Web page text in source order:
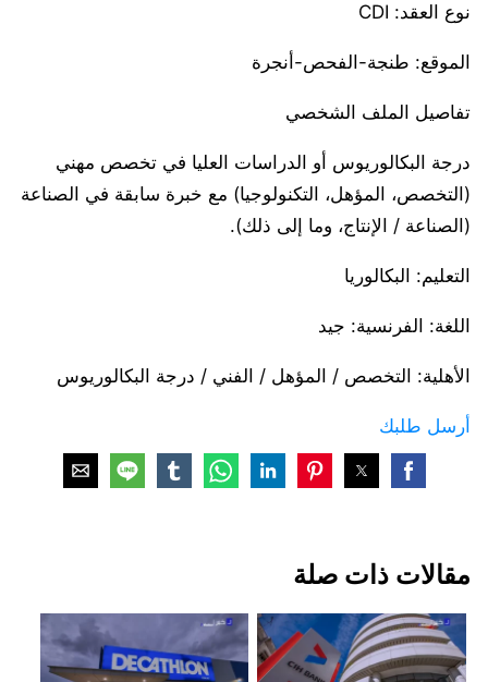
نوع العقد: CDI
الموقع: طنجة-الفحص-أنجرة
تفاصيل الملف الشخصي
درجة البكالوريوس أو الدراسات العليا في تخصص مهني
(التخصص، المؤهل، التكنولوجيا) مع خبرة سابقة في الصناعة
(الصناعة / الإنتاج، وما إلى ذلك).
التعليم: البكالوريا
اللغة: الفرنسية: جيد
الأهلية: التخصص / المؤهل / الفني / درجة البكالوريوس
أرسل طلبك
مقالات ذات صلة